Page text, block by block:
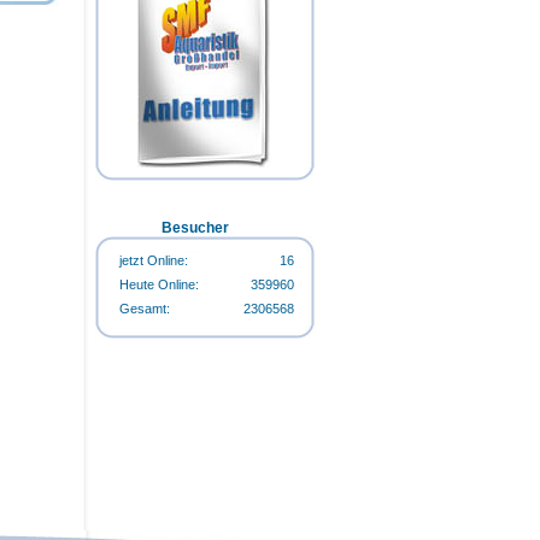
Happy-Life HappyStart 500ml-
Flasche
Happy-Life Algin Regular 500ml-
Happy-Life HappyCarbo 500ml-
Flasche
Happy-Life Algin Regular 500ml-
Besucher
jetzt Online:
16
Heute Online:
359960
Gesamt:
2306568